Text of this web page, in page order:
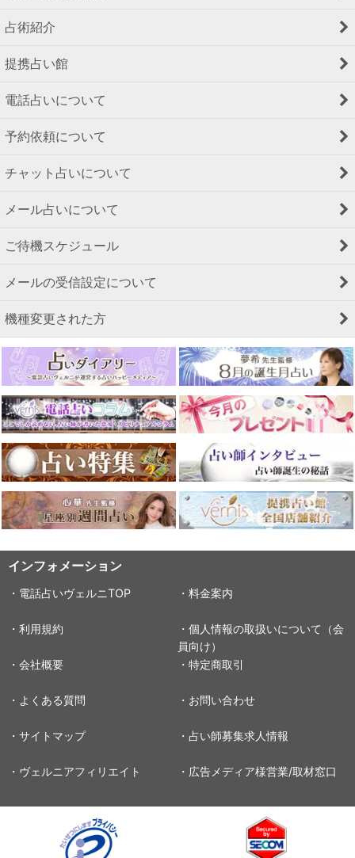
占術紹介
提携占い館
電話占いについて
予約依頼について
チャット占いについて
メール占いについて
ご待機スケジュール
メールの受信設定について
機種変更された方
インフォメーション
・電話占いヴェルニTOP ・料金案内
・利用規約
・個人情報の取扱いについて（会
員向け）
・会社概要
・特定商取引
・よくある質問 ・お問い合わせ
・サイトマップ ・占い師募集求人情報
・ヴェルニアフィリエイト ・広告メディア様営業/取材窓口